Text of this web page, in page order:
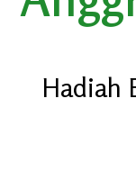
Hadiah